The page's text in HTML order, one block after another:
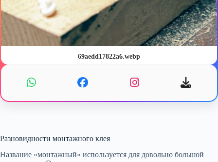
69aedd17822a6.webp
Разновидности монтажного клея
Название «монтажный» используется для довольно большой